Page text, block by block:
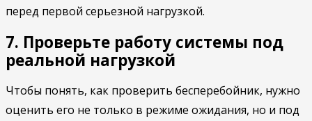
перед первой серьезной нагрузкой.
7. Проверьте работу системы под
реальной нагрузкой
Чтобы понять, как проверить бесперебойник, нужно
оценить его не только в режиме ожидания, но и под